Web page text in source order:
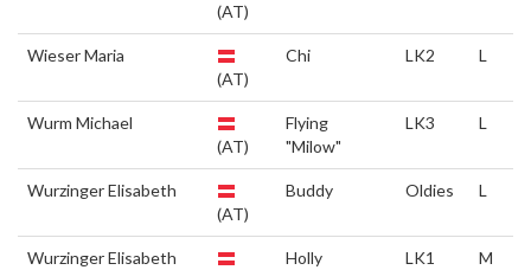
(AT)
Wieser Maria
(AT)
Chi LK2 L
Wurm Michael
(AT)
Flying
"Milow"
LK3 L
Wurzinger Elisabeth
(AT)
Buddy Oldies L
Wurzinger Elisabeth
Holly LK1 M